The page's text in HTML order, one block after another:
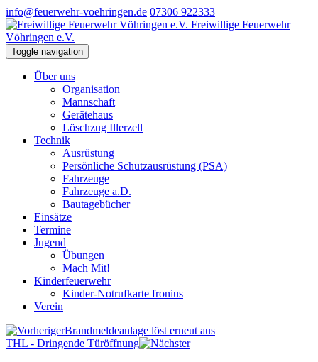
info@feuerwehr-voehringen.de 07306 922333
Freiwillige Feuerwehr
Vöhringen e.V.
Toggle navigation
Über uns
Organisation
Mannschaft
Gerätehaus
Löschzug Illerzell
Technik
Ausrüstung
Persönliche Schutzausrüstung (PSA)
Fahrzeuge
Fahrzeuge a.D.
Bautagebücher
Einsätze
Termine
Jugend
Übungen
Mach Mit!
Kinderfeuerwehr
Kinder-Notrufkarte fronius
Verein
Brandmeldeanlage löst erneut aus
THL - Dringende Türöffnung